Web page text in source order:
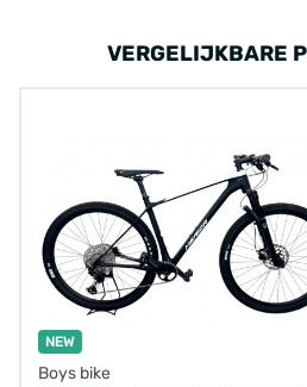
VERGELIJKBARE
NEW
Boys bike